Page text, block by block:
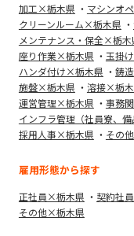
加工×栃木県
マシンオ
クリーンルーム×栃木県
メンテナンス・保全×栃木
座り作業×栃木県
玉掛
ハンダ付け×栃木県
鋳
施盤×栃木県
溶接×栃
運営管理×栃木県
事務
インフラ管理（社員寮、
採用人事×栃木県
その
雇用形態から探す
正社員×栃木県 契約社
その他×栃木県